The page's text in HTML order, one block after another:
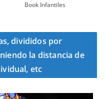
Book Infantiles
divididos por
la distancia de
etc